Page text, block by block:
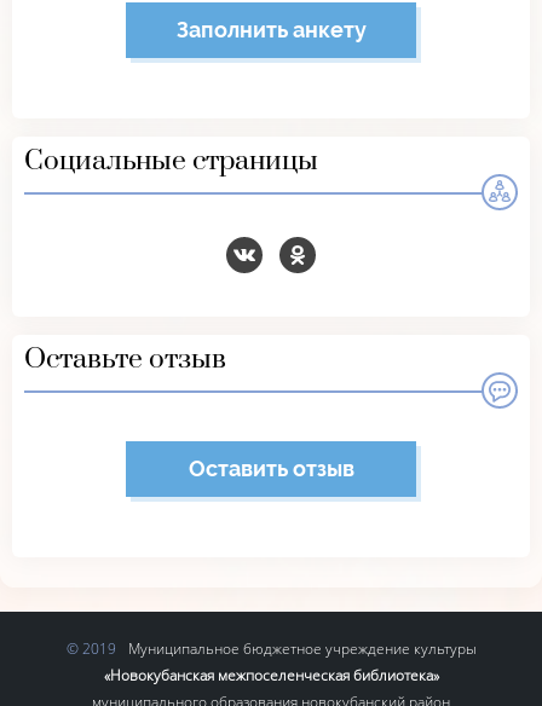
Заполнить анкету
Социальные страницы
Оставьте отзыв
Оставить отзыв
Муниципальное бюджетное учреждение культуры
«Новокубанская межпоселенческая библиотека»
муниципального образования новокубанский район